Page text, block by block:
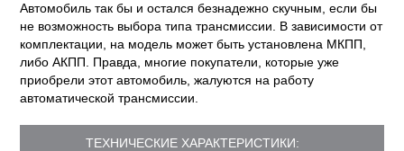
Автомобиль так бы и остался безнадежно скучным, если бы
не возможность выбора типа трансмиссии. В зависимости от
комплектации, на модель может быть установлена МКПП,
либо АКПП. Правда, многие покупатели, которые уже
приобрели этот автомобиль, жалуются на работу
автоматической трансмиссии.
ТЕХНИЧЕСКИЕ ХАРАКТЕРИСТИКИ: